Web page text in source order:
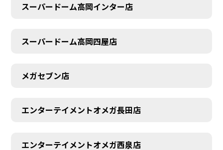
スーパードーム高岡インター店
スーパードーム高岡四屋店
メガセブン店
エンターテイメントオメガ長田店
エンターテイメントオメガ西泉店